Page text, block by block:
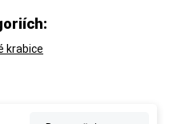
krabice